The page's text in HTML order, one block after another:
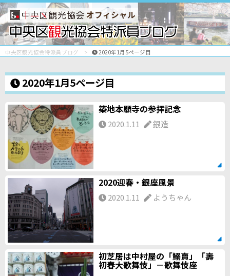
オフィシャル
中央区観光協会特派員ブログ 2020年1月5ページ目
2020年1月5ページ目
築地本願寺の参拝記念
2020.1.11 銀造
2020迎春・銀座風景
2020.1.11 ようちゃん
初芝居は中村屋の「鰯賣」「壽
初春大歌舞伎」－歌舞伎座